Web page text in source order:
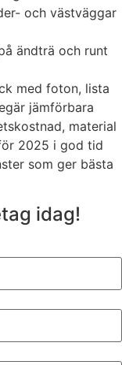
och västväggar
ändträ och runt
med foton, lista
jämförbara
material
2025 i god tid
som ger bästa
idag!